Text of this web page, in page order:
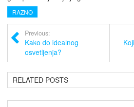
RAZNO
Previous:
Kako do idealnog
osvetljenja?
RELATED POSTS